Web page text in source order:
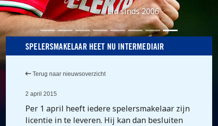
Lid sinds 2006
SPELERSMAKELAAR HEET NU INTERMEDIAIR
Terug naar nieuwsoverzicht
2 april 2015
Per 1 april heeft iedere spelersmakelaar zijn
licentie in te leveren. Hij kan dan besluiten